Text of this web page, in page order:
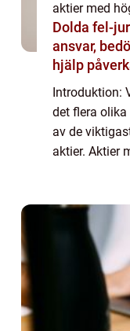
aktier med
Dolda fel-
ansvar,
hjälp
Introduktion:
det flera olika
av de
aktier. Aktier